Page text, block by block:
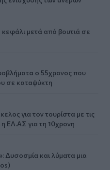
μετά από βουτιά σε
ο 55χρονος που
σε καταψύκτη
για τον τουρίστα με τις
η ΕΛ.ΑΣ για τη 10χρονη
και λύματα μια